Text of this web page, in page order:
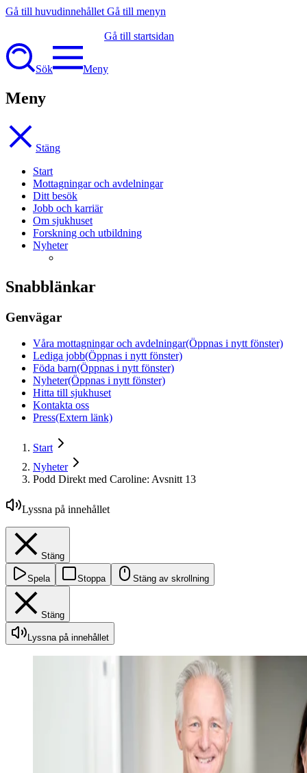
Gå till huvudinnehållet Gå till menyn
Gå till startsidan
Sök Meny
Meny
Stäng
Start
Mottagningar och avdelningar
Ditt besök
Jobb och karriär
Om sjukhuset
Forskning och utbildning
Nyheter
Snabblänkar
Genvägar
Våra mottagningar och avdelningar(Öppnas i nytt fönster)
Lediga jobb(Öppnas i nytt fönster)
Föda barn(Öppnas i nytt fönster)
Nyheter(Öppnas i nytt fönster)
Hitta till sjukhuset
Kontakta oss
Press(Extern länk)
Start
Nyheter
Podd Direkt med Caroline: Avsnitt 13
Lyssna på innehållet
Stäng
Spela Stoppa Stäng av skrollning
Stäng
Lyssna på innehållet